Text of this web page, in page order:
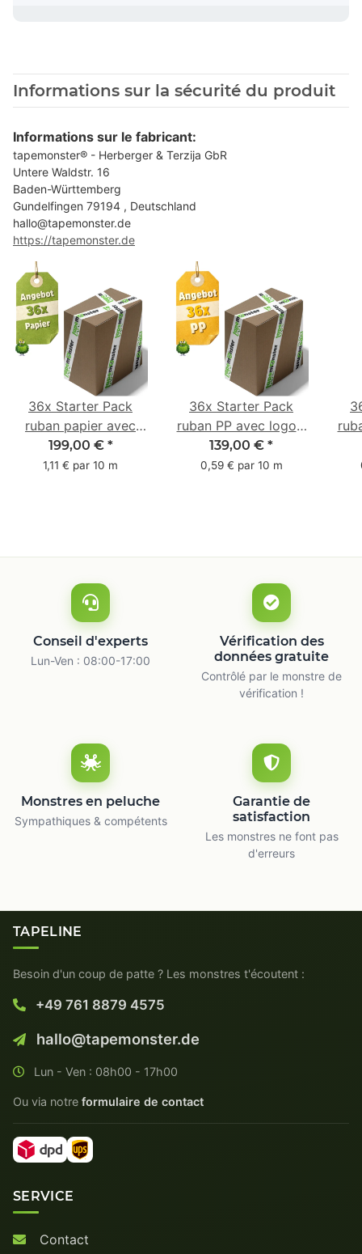
Informations sur la sécurité du produit
Informations sur le fabricant:
tapemonster® - Herberger & Terzija GbR
Untere Waldstr. 16
Baden-Württemberg
Gundelfingen 79194 , Deutschland
hallo@tapemonster.de
https://tapemonster.de
36x Starter Pack
ruban papier avec
logo - 1 couleur - 50
mm x 50 m -
199,00 € *
1,11 € par 10 m
36x Starter Pack
ruban PP avec logo -
1 couleur - 48 mm x
66 m
139,00 € *
0,59 € par 10 m
Conseil d'experts
Lun-Ven : 08:00-17:00
Vérification des
données gratuite
Contrôlé par le monstre de
vérification !
Monstres en peluche
Sympathiques & compétents
Garantie de
satisfaction
Les monstres ne font pas
d'erreurs
TAPELINE
Besoin d'un coup de patte ? Les monstres t'écoutent :
+49 761 8879 4575
hallo@tapemonster.de
Lun - Ven : 08h00 - 17h00
Ou via notre formulaire de contact
SERVICE
Contact